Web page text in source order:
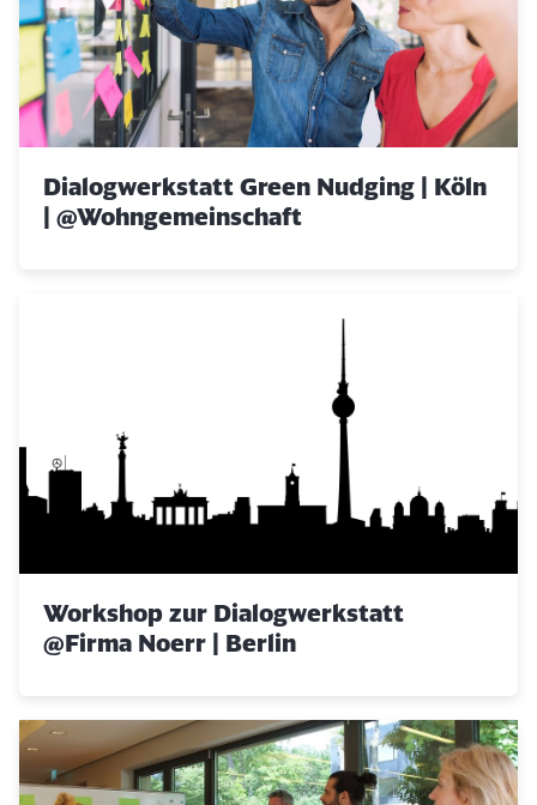
Dialogwerkstatt Green Nudging | Köln
| @Wohngemeinschaft
Workshop zur Dialogwerkstatt
@Firma Noerr | Berlin